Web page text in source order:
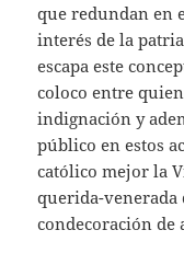
que redundan en
interés de la
escapa este
coloco entre
indignación y
público en estos
católico mejor la
querida-venerada
condecoración de